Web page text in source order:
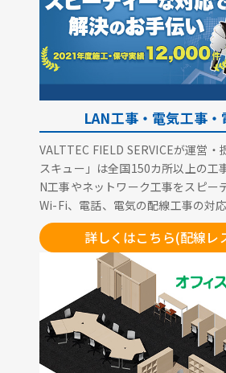
LAN工事・電気工事
VALTTEC FIELD SERVICEが運営・
スキュー」は全国150カ所以上の工
N工事やネットワーク工事をスピー
Wi-Fi、電話、電気の配線工事の対応
詳しくはこちら(配線レ